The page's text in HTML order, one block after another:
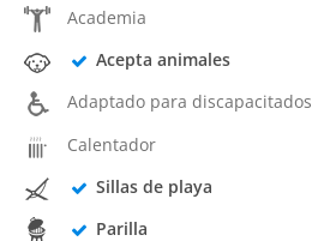
Academia
Acepta animales
Adaptado para discapacitados
Calentador
Sillas de playa
Parilla